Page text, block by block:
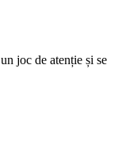
joc de atenție și se